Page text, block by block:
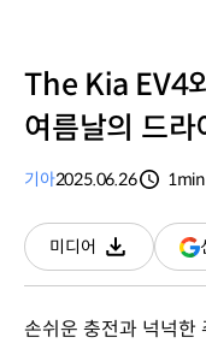
The Kia EV4
여름날의 드라
기아2025.06.26
1min
미디어
다운로드
손쉬운 충전과 넉넉한